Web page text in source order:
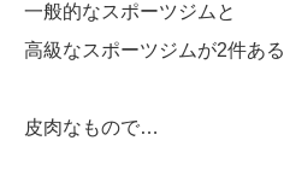
一般的なスポーツジムと
高級なスポーツジムが2件ある
皮肉なもので…